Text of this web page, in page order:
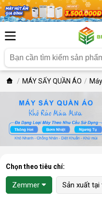
MÁY SẤY QUẦN ÁO
Chọn theo tiêu chí:
Zemmer Sản xuất tại